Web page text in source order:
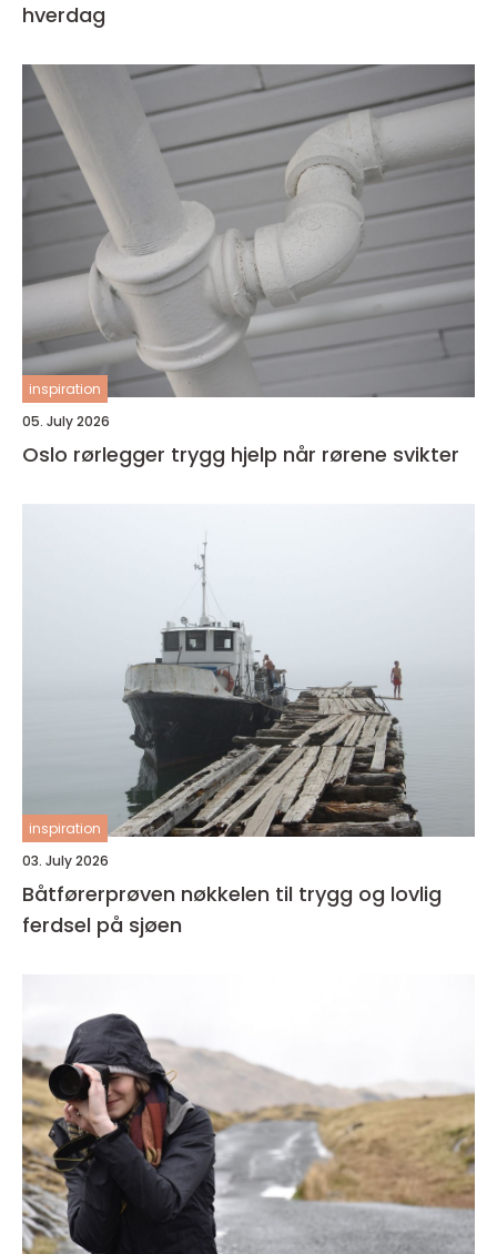
hverdag
inspiration
05. July 2026
Oslo rørlegger trygg hjelp når rørene svikter
inspiration
03. July 2026
Båtførerprøven nøkkelen til trygg og lovlig
ferdsel på sjøen